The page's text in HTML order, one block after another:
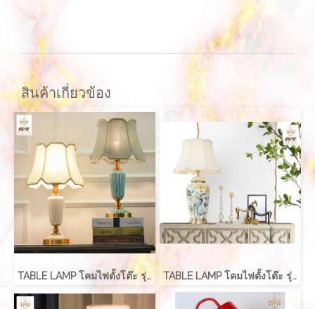
สินค้าเกี่ยวข้อง
TABLE LAMP โคมไฟตั้งโต๊ะ รุ่น EVE-00239 TABLE LAMP โคมไฟตั้งโต๊ะ รุ่น EVE-00227